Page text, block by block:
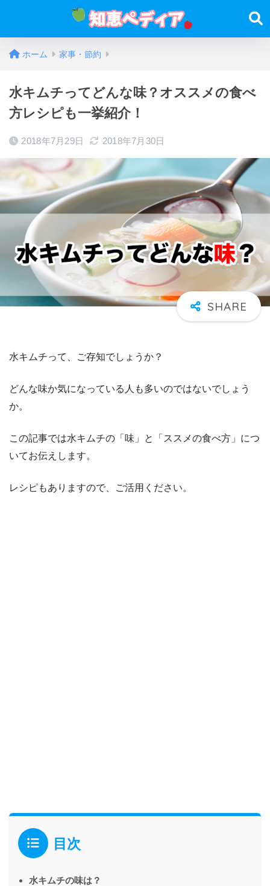
ホーム 家事・節約
水キムチってどんな味？オススメの食べ
方レシピも一挙紹介！
2018年7月29日 2018年7月30日
水キムチって、ご存知でしょうか？
どんな味か気になっている人も多いのではないでしょう
か。
この記事では水キムチの「味」と「ススメの食べ方」につ
いてお伝えします。
レシピもありますので、ご活用ください。
目次
水キムチの味は？